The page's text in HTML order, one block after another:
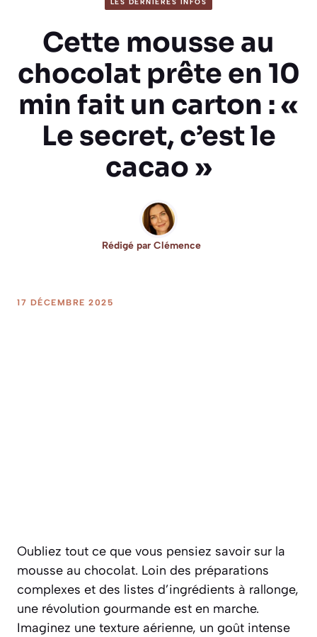
Cette mousse au
chocolat prête en 10
min fait un carton : «
Le secret, c’est le
cacao »
Rédigé par Clémence
17 DÉCEMBRE 2025
Oubliez tout ce que vous pensiez savoir sur la
mousse au chocolat. Loin des préparations
complexes et des listes d’ingrédients à rallonge,
une révolution gourmande est en marche.
Imaginez une texture aérienne, un goût intense